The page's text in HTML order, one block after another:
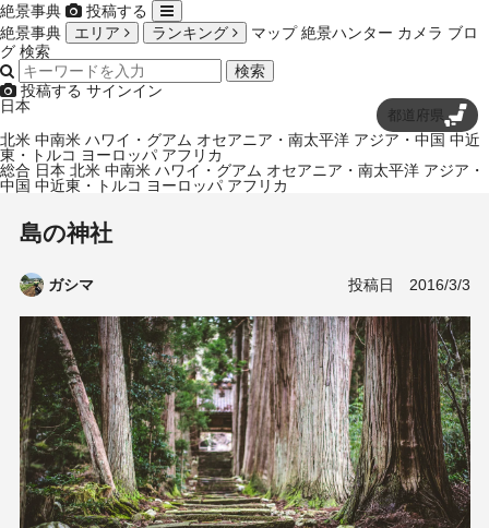
絶景事典
投稿する
絶景事典
エリア ランキング マップ 絶景ハンター カメラ ブロ
グ 検索
検索
投稿する サインイン
日本
都道府県
北米 中南米 ハワイ・グアム オセアニア・南太平洋 アジア・中国 中近
東・トルコ ヨーロッパ アフリカ
総合 日本 北米 中南米 ハワイ・グアム オセアニア・南太平洋 アジア・
中国 中近東・トルコ ヨーロッパ アフリカ
島の神社
ガシマ 投稿日 2016/3/3